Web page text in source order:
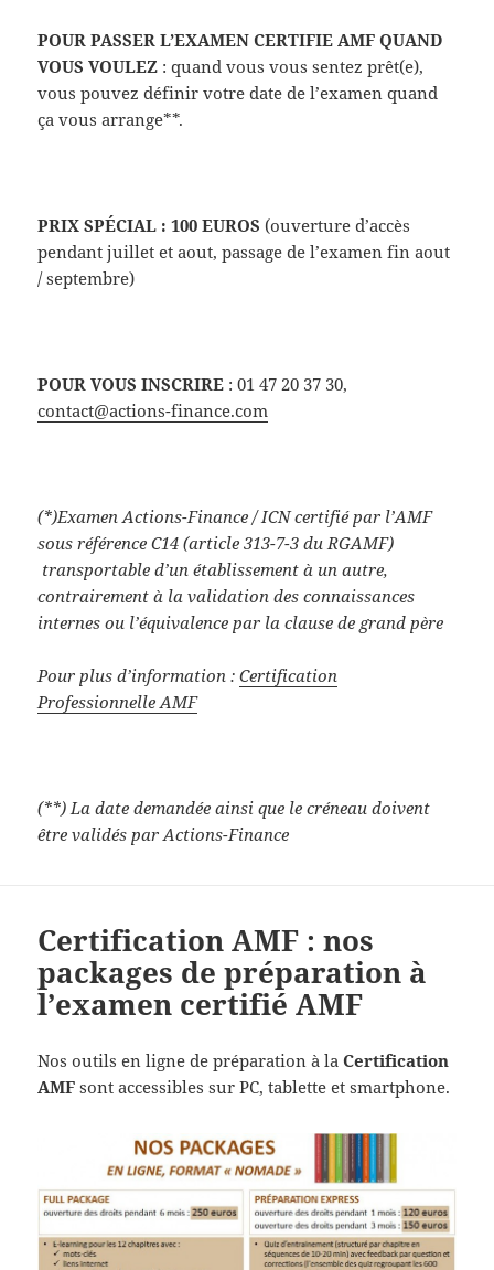
POUR PASSER L’EXAMEN CERTIFIE AMF QUAND
VOUS VOULEZ : quand vous vous sentez prêt(e),
vous pouvez définir votre date de l’examen quand
ça vous arrange**.
PRIX SPÉCIAL : 100 EUROS (ouverture d’accès
pendant juillet et aout, passage de l’examen fin aout
/ septembre)
POUR VOUS INSCRIRE : 01 47 20 37 30,
contact@actions-finance.com
(*)Examen Actions-Finance / ICN certifié par l’AMF
sous référence C14 (article 313-7-3 du RGAMF)
transportable d’un établissement à un autre,
contrairement à la validation des connaissances
internes ou l’équivalence par la clause de grand père
Pour plus d’information :Certification
Professionnelle AMF
(**) La date demandée ainsi que le créneau doivent
être validés par Actions-Finance
Certification AMF : nos
packages de préparation à
l’examen certifié AMF
Nos outils en ligne de préparation à laCertification
AMF sont accessibles sur PC, tablette et smartphone.